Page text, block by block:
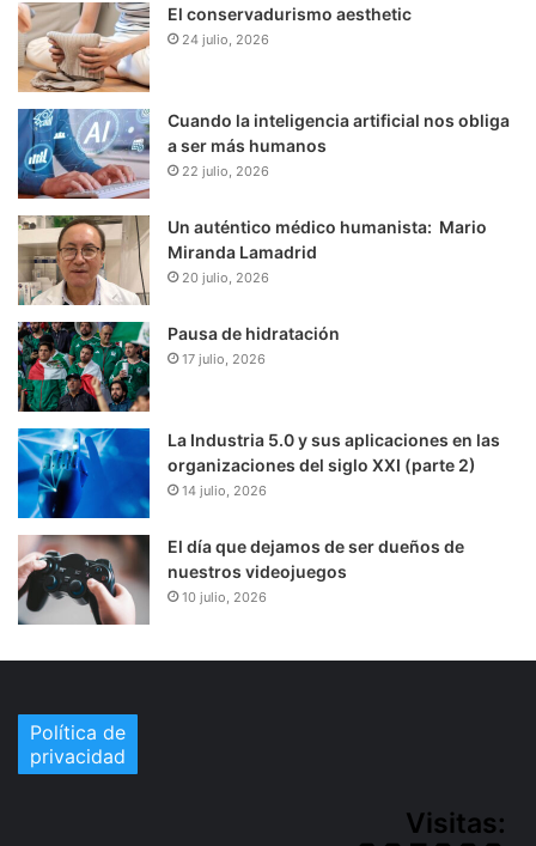
El conservadurismo aesthetic
24 julio, 2026
Cuando la inteligencia artificial nos obliga
a ser más humanos
22 julio, 2026
Un auténtico médico humanista: Mario
Miranda Lamadrid
20 julio, 2026
Pausa de hidratación
17 julio, 2026
La Industria 5.0 y sus aplicaciones en las
organizaciones del siglo XXI (parte 2)
14 julio, 2026
El día que dejamos de ser dueños de
nuestros videojuegos
10 julio, 2026
Política de
privacidad
Visitas: